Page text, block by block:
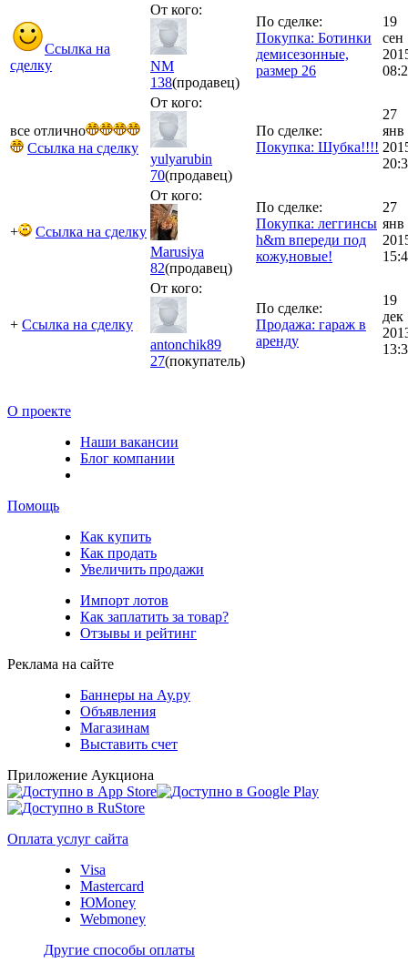
Ссылка на
сделку
От кого:
NM
138(продавец)
По сделке:
Покупка: Ботинки
демисезонные,
размер 26
19
сен
все отлично
Ссылка на сделку
От кого:
yulyarubin
70(продавец)
По сделке:
Покупка: Шубка!!!!
27
янв
+ Ссылка на сделку
От кого:
Marusiya
82(продавец)
По сделке:
Покупка: леггинсы
h&m впереди под
кожу,новые!
27
янв
+ Ссылка на сделку
От кого:
antonchik89
27(покупатель)
По сделке:
Продажа: гараж в
аренду
19
дек
О проекте
Наши вакансии
Блог компании
Помощь
Как купить
Как продать
Увеличить продажи
Импорт лотов
Как заплатить за товар?
Отзывы и рейтинг
Реклама на сайте
Баннеры на Ау.ру
Объявления
Магазинам
Выставить счет
Приложение Аукциона
Оплата услуг сайта
Visa
Mastercard
ЮMoney
Webmoney
Другие способы оплаты